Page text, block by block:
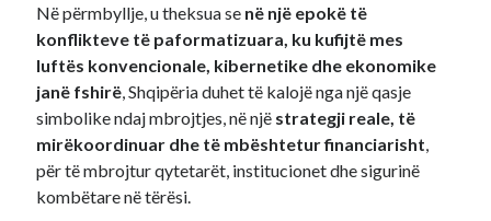
Në përmbyllje, u theksua se në një epokë të
konflikteve të paformatizuara, ku kufijtë mes
luftës konvencionale, kibernetike dhe ekonomike
janë fshirë , Shqipëria duhet të kalojë nga një qasje
simbolike ndaj mbrojtjes, në një strategji reale, të
mirëkoordinuar dhe të mbështetur financiarisht
për të mbrojtur qytetarët, institucionet dhe sigurinë
kombëtare në tërësi.